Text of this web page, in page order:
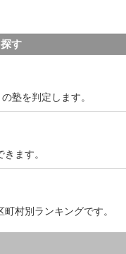
す
塾を判定します。
ます。
村別ランキングです。